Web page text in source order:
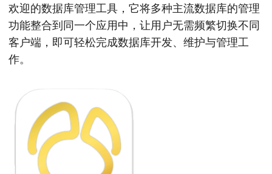
欢迎的数据库管理工具，它将多种主流数据库的管理
功能整合到同一个应用中，让用户无需频繁切换不同
客户端，即可轻松完成数据库开发、维护与管理工
作。